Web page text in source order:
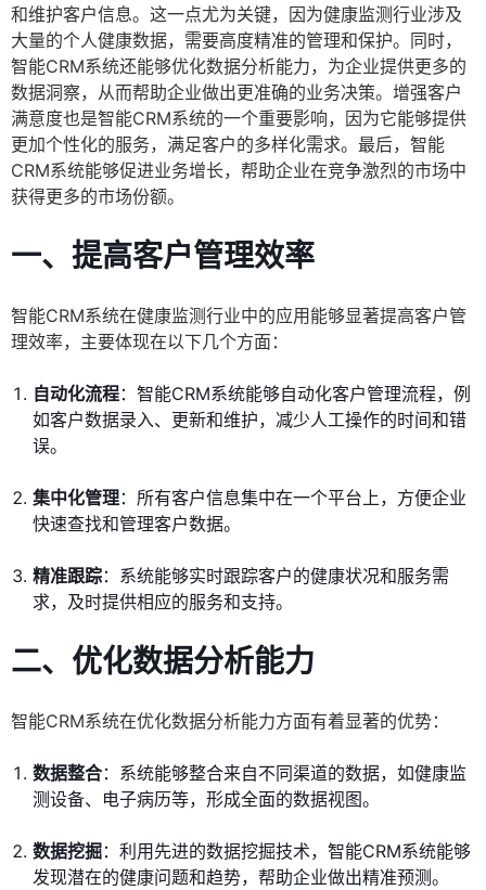
和维护客户信息。这一点尤为关键，因为健康监测行业涉及
大量的个人健康数据，需要高度精准的管理和保护。同时，
智能CRM系统还能够优化数据分析能力，为企业提供更多的
数据洞察，从而帮助企业做出更准确的业务决策。增强客户
满意度也是智能CRM系统的一个重要影响，因为它能够提供
更加个性化的服务，满足客户的多样化需求。最后，智能
CRM系统能够促进业务增长，帮助企业在竞争激烈的市场中
获得更多的市场份额。
一、提高客户管理效率
智能CRM系统在健康监测行业中的应用能够显著提高客户管
理效率，主要体现在以下几个方面：
自动化流程：智能CRM系统能够自动化客户管理流程，例
如客户数据录入、更新和维护，减少人工操作的时间和错
误。
集中化管理：所有客户信息集中在一个平台上，方便企业
快速查找和管理客户数据。
精准跟踪：系统能够实时跟踪客户的健康状况和服务需
求，及时提供相应的服务和支持。
二、优化数据分析能力
智能CRM系统在优化数据分析能力方面有着显著的优势：
数据整合：系统能够整合来自不同渠道的数据，如健康监
测设备、电子病历等，形成全面的数据视图。
数据挖掘：利用先进的数据挖掘技术，智能CRM系统能够
发现潜在的健康问题和趋势，帮助企业做出精准预测。